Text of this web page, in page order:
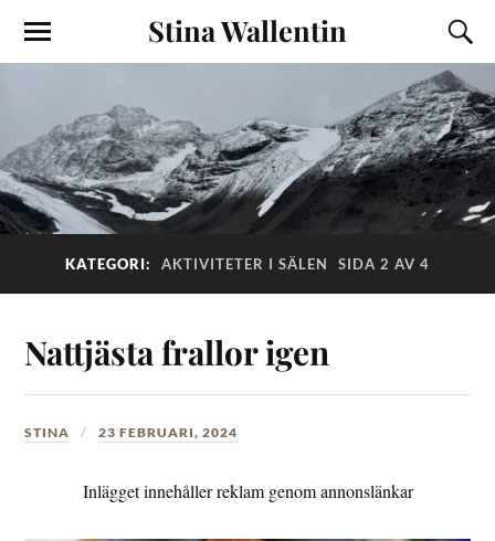
Stina Wallentin
KATEGORI: AKTIVITETER I SÄLEN SIDA 2 AV 4
Nattjästa frallor igen
STINA 23 FEBRUARI, 2024
Inlägget innehåller reklam genom annonslänkar